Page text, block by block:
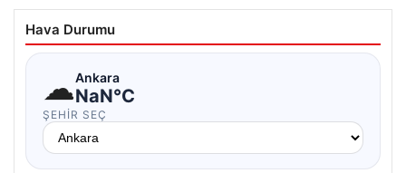
Hava Durumu
☁Ankara
NaN°C
ŞEHIR SEÇ